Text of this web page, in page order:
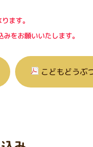
ます。
をお願いいたします。
こどもどうぶ